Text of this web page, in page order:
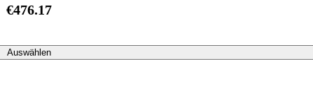
€476.17
Auswählen